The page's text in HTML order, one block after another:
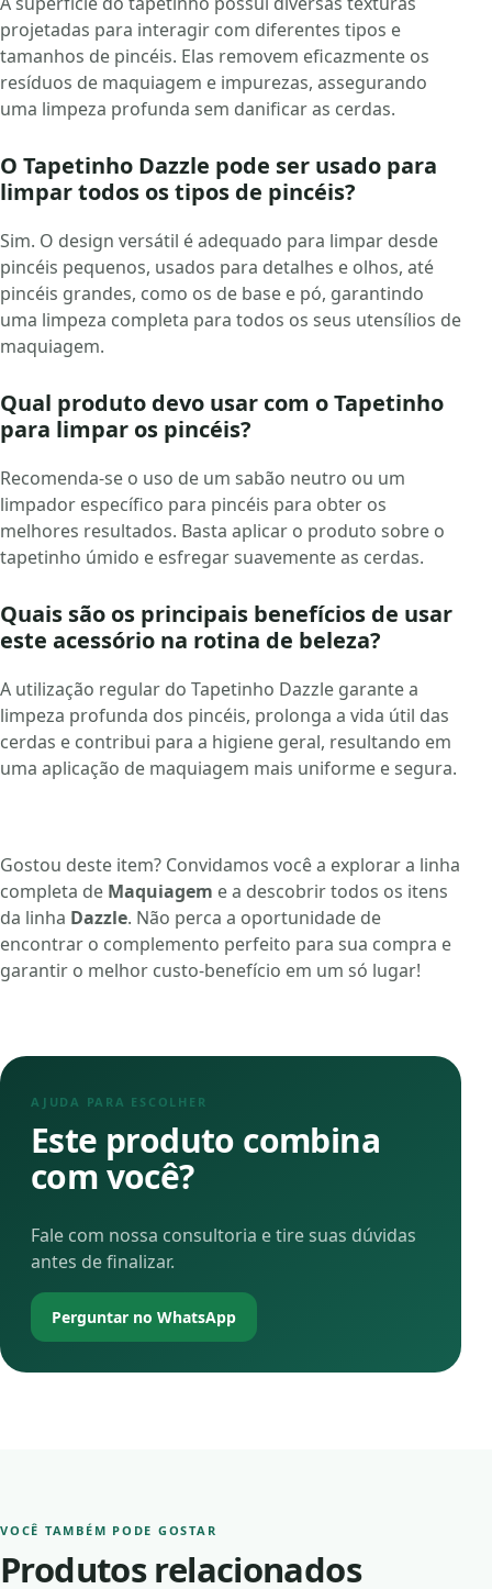
projetadas para interagir com diferentes tipos e
tamanhos de pincéis. Elas removem eficazmente os
resíduos de maquiagem e impurezas, assegurando
uma limpeza profunda sem danificar as cerdas.
O Tapetinho Dazzle pode ser usado para
limpar todos os tipos de pincéis?
Sim. O design versátil é adequado para limpar desde
pincéis pequenos, usados para detalhes e olhos, até
pincéis grandes, como os de base e pó, garantindo
uma limpeza completa para todos os seus utensílios de
maquiagem.
Qual produto devo usar com o Tapetinho
para limpar os pincéis?
Recomenda-se o uso de um sabão neutro ou um
limpador específico para pincéis para obter os
melhores resultados. Basta aplicar o produto sobre o
tapetinho úmido e esfregar suavemente as cerdas.
Quais são os principais benefícios de usar
este acessório na rotina de beleza?
A utilização regular do Tapetinho Dazzle garante a
limpeza profunda dos pincéis, prolonga a vida útil das
cerdas e contribui para a higiene geral, resultando em
uma aplicação de maquiagem mais uniforme e segura.
Gostou deste item? Convidamos você a explorar a linha
completa de Maquiagem e a descobrir todos os itens
da linha Dazzle. Não perca a oportunidade de
encontrar o complemento perfeito para sua compra e
garantir o melhor custo-benefício em um só lugar!
AJUDA PARA ESCOLHER
Este produto combina
com você?
Fale com nossa consultoria e tire suas dúvidas
antes de finalizar.
Perguntar no WhatsApp
VOCÊ TAMBÉM PODE GOSTAR
Produtos relacionados